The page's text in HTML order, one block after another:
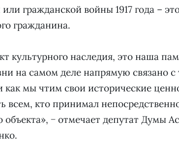
гражданской войны 1917 года –
гражданина.
культурного наследия, это наша
на самом деле напрямую связано с
мы чтим свои исторические
всем, кто принимал
объекта», − отмечает депутат Думы